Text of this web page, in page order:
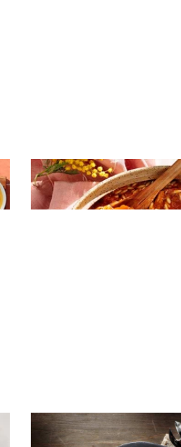
Βετούλι γιουβέτσι
ΚΡΕΑΣ
Γαμοπίλαφο
ΚΡΕΑΣ